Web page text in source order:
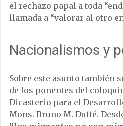
el rechazo papal a toda
llamada a “valorar al otro
Nacionalismos y
Sobre este asunto también
de los ponentes del
Dicasterio para el
Mons. Bruno M. Duffé.